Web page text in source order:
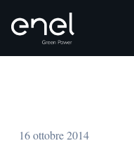
16 ottobre 2014